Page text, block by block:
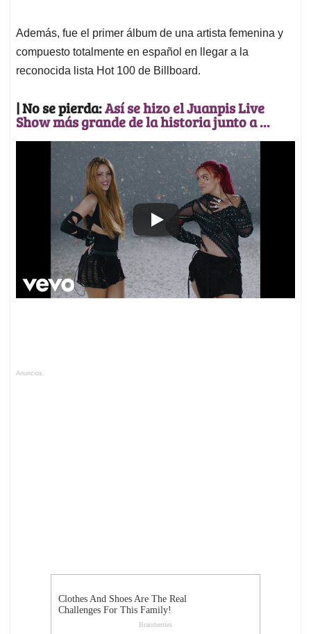
Además, fue el primer álbum de una artista femenina y
compuesto totalmente en español en llegar a la
reconocida lista Hot 100 de Billboard.
| No se pierda:Así se hizo el Juanpis Live
Show más grande de la historia junto a ...
Anuncios.